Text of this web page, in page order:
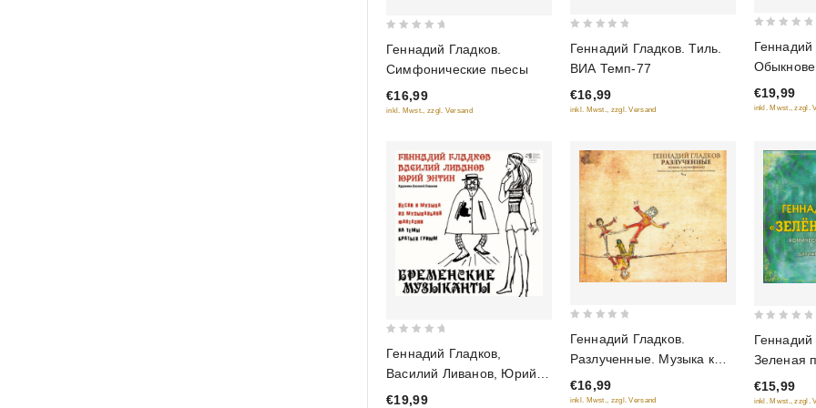
of
5
Геннадий Гладков.
Симфонические пьесы
€16,99
inkl. Mwst., zzgl. Versand
of
5
Геннадий Гладков. Тиль.
ВИА Темп-77
€16,99
inkl. Mwst., zzgl. Versand
of
5
Геннадий
фильму
€19,99
inkl. Mwst., zzgl.
of
5
Геннадий Гладков,
Василий Ливанов, Юрий
Энтин. Бременские
€19,99
of
5
Геннадий Гладков.
Разлученные. Музыка к
мультфильму
€16,99
inkl. Mwst., zzgl. Versand
of
5
Геннадий
Зеленая
частях.
€15,99
inkl. Mwst., zzgl.